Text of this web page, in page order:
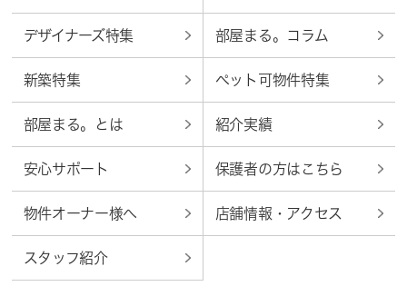
デザイナーズ特集 部屋まる。コラム
新築特集 ペット可物件特集
部屋まる。とは 紹介実績
安心サポート 保護者の方はこちら
物件オーナー様へ 店舗情報・アクセス
スタッフ紹介